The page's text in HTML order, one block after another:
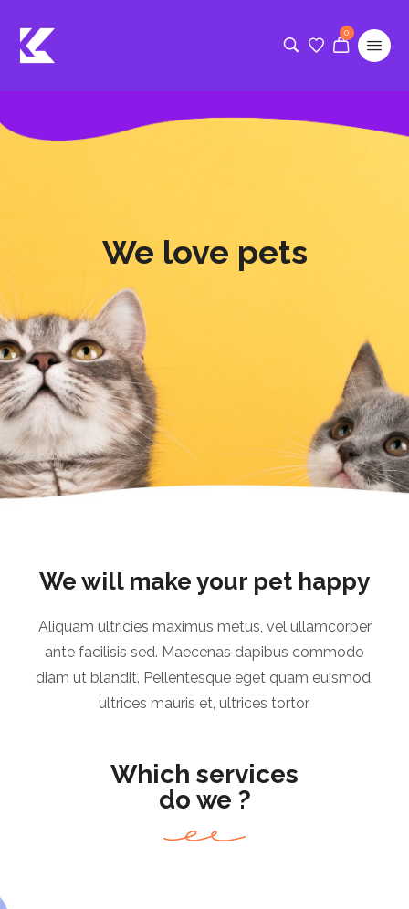
0
We love pets
We will make your pet happy
Aliquam ultricies maximus metus, vel ullamcorper
ante facilisis sed. Maecenas dapibus commodo
diam ut blandit. Pellentesque eget quam euismod,
ultrices mauris et, ultrices tortor.
Which services
do we ?